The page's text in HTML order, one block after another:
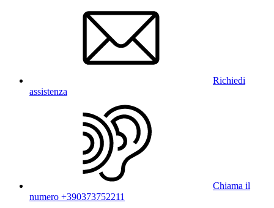
Richiedi
assistenza
Chiama il
numero +390373752211